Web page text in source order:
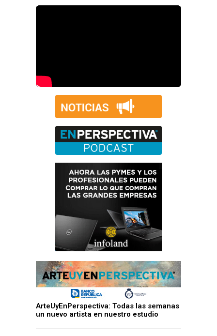
ArteUyEnPerspectiva: Todas las semanas
un nuevo artista en nuestro estudio